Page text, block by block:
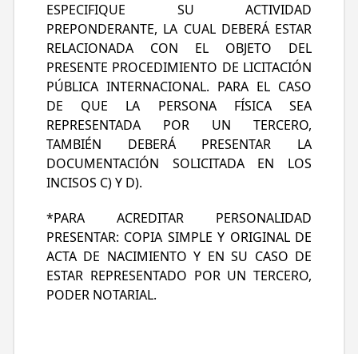
ESPECIFIQUE SU ACTIVIDAD
PREPONDERANTE, LA CUAL DEBERÁ ESTAR
RELACIONADA CON EL OBJETO DEL
PRESENTE PROCEDIMIENTO DE LICITACIÓN
PÚBLICA INTERNACIONAL. PARA EL CASO
DE QUE LA PERSONA FÍSICA SEA
REPRESENTADA POR UN TERCERO,
TAMBIÉN DEBERÁ PRESENTAR LA
DOCUMENTACIÓN SOLICITADA EN LOS
INCISOS C) Y D).
*PARA ACREDITAR PERSONALIDAD
PRESENTAR: COPIA SIMPLE Y ORIGINAL DE
ACTA DE NACIMIENTO Y EN SU CASO DE
ESTAR REPRESENTADO POR UN TERCERO,
PODER NOTARIAL.